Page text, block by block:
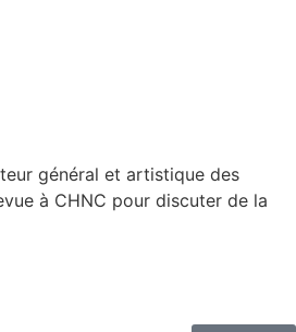
général et artistique des
à CHNC pour discuter de la